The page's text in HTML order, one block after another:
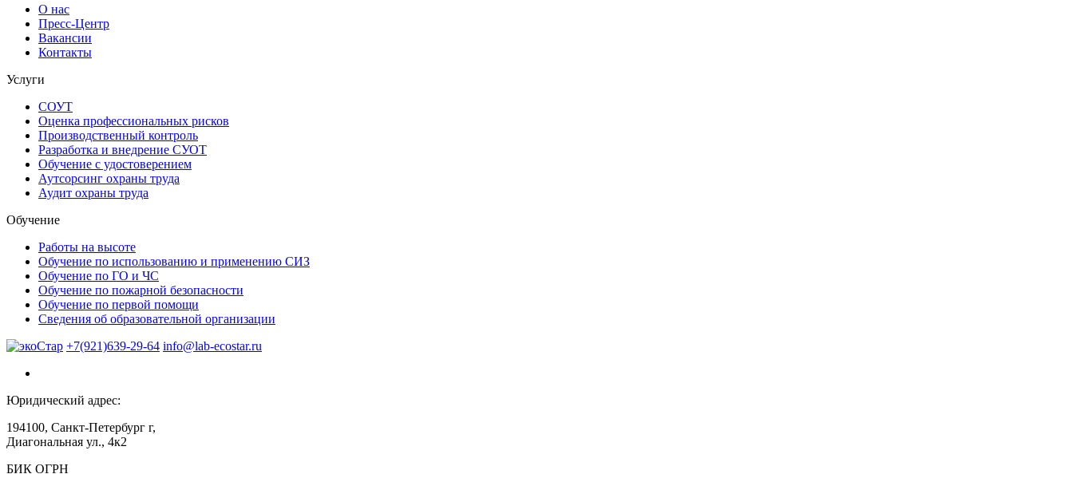
О нас
Пресс-Центр
Вакансии
Контакты
Услуги
СОУТ
Оценка профессиональных рисков
Производственный контроль
Разработка и внедрение СУОТ
Обучение с удостоверением
Аутсорсинг охраны труда
Аудит охраны труда
Обучение
Работы на высоте
Обучение по использованию и применению СИЗ
Обучение по ГО и ЧС
Обучение по пожарной безопасности
Обучение по первой помощи
Сведения об образовательной организации
+7(921)639-29-64 info@lab-ecostar.ru
Юридический адрес:
194100, Санкт-Петербург г,
Диагональная ул., 4к2
БИК ОГРН